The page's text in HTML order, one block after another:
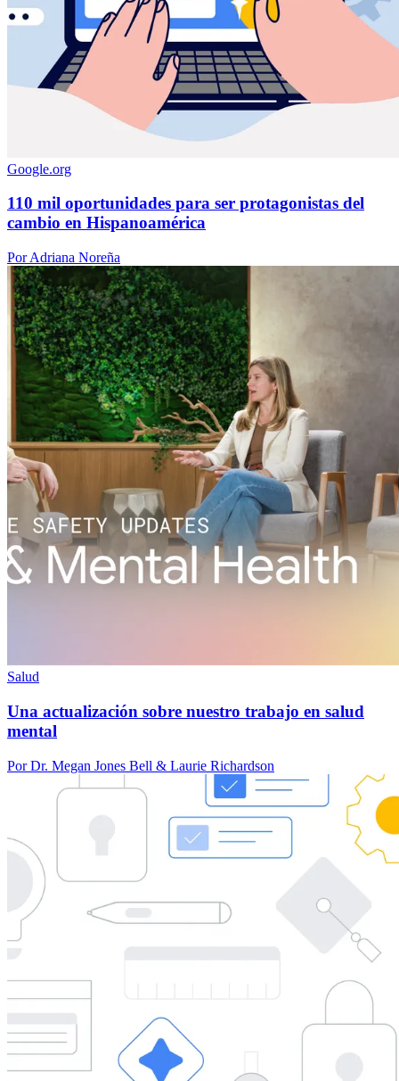
Google.org
110 mil oportunidades para ser protagonistas del
cambio en Hispanoamérica
Por Adriana Noreña
Salud
Una actualización sobre nuestro trabajo en salud
mental
Por Dr. Megan Jones Bell & Laurie Richardson